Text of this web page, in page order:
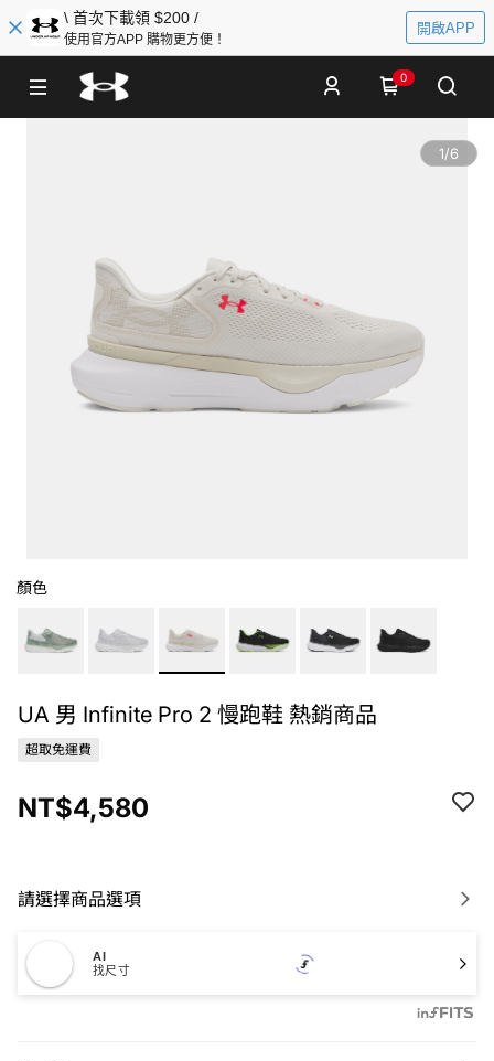
\ 首次下載領 $200 /
使用官方APP 購物更方便！
開啟APP
0
1/6
顏色
UA 男 Infinite Pro 2 慢跑鞋 熱銷商品
超取免運費
NT$4,580
請選擇商品選項
AI
找尺寸